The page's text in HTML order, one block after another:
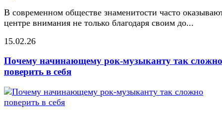
В современном обществе знаменитости часто
центре внимания не только благодаря своим до...
15.02.26
Почему начинающему рок-музыканту так сложно
поверить в себя